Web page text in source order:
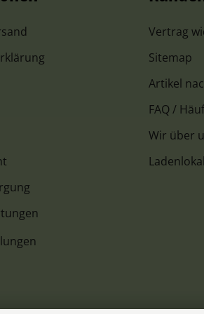
Vertrag
Sitemap
Artikel
FAQ /
Wir über